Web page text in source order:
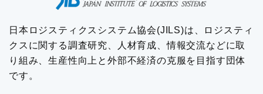
日本ロジスティクスシステム協会(JILS)は、ロジスティ
クスに関する調査研究、人材育成、情報交流などに取
り組み、生産性向上と外部不経済の克服を目指す団体
です。